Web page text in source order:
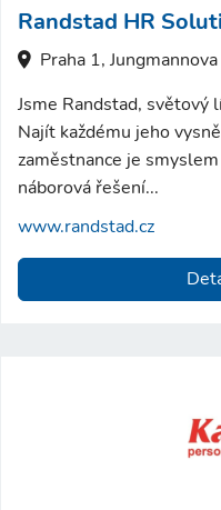
Randstad HR
Praha 1,
Jsme Randstad, světový
Najít každému jeho
zaměstnance je
náborová řešení...
www.randstad.cz